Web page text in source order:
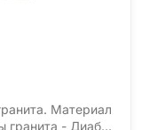
Материал
гранита - Диабаз